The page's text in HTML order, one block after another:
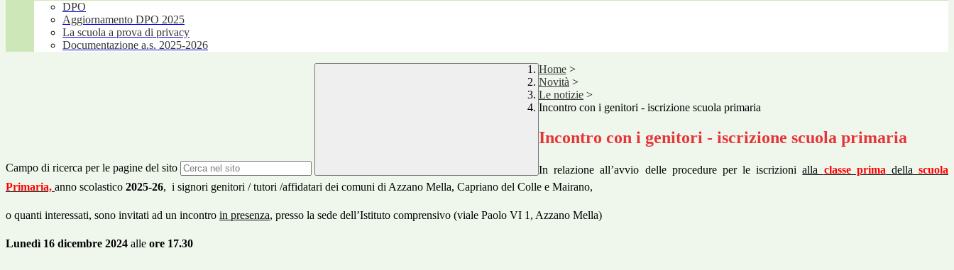
DPO
Aggiornamento DPO 2025
La scuola a prova di privacy
Documentazione a.s. 2025-2026
Campo di ricerca per le pagine del sito
Home >
Novità >
Le notizie >
Incontro con i genitori - iscrizione scuola primaria
Incontro con i genitori - iscrizione scuola primaria
In relazione all’avvio delle procedure per le iscrizionialla classe prima della scuola
Primaria, anno scolastico 2025-26, i signori genitori / tutori /affidatari dei comuni di Azzano Mella, Capriano del Colle e Mairano,
o quanti interessati, sono invitati ad un incontro in presenza, presso la sede dell’Istituto comprensivo (viale Paolo VI 1, Azzano Mella)
Lunedì 16 dicembre 2024 alle ore 17.30